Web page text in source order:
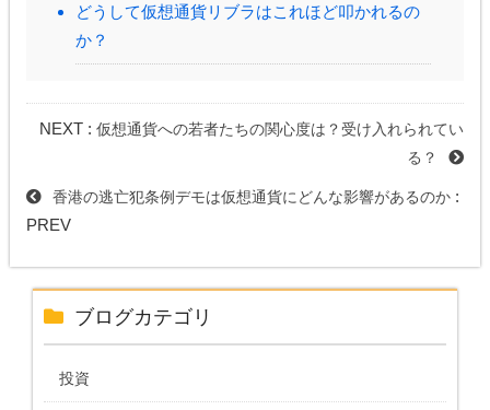
どうして仮想通貨リブラはこれほど叩かれるの
か？
NEXT :仮想通貨への若者たちの関心度は？受け入れられてい
る？
香港の逃亡犯条例デモは仮想通貨にどんな影響があるのか:
PREV
ブログカテゴリ
投資